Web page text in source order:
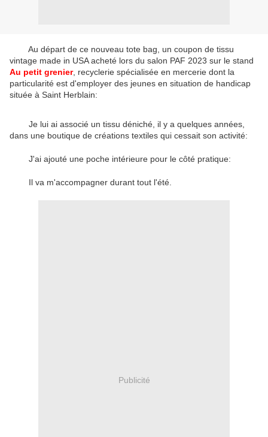
Au départ de ce nouveau tote bag, un coupon de tissu
vintage made in USA acheté lors du salon PAF 2023 sur le stand
Au petit grenier, recyclerie spécialisée en mercerie dont la
particularité est d'employer des jeunes en situation de handicap
située à Saint Herblain:
Je lui ai associé un tissu déniché, il y a quelques années,
dans une boutique de créations textiles qui cessait son activité:
J'ai ajouté une poche intérieure pour le côté pratique:
Il va m'accompagner durant tout l'été.
Publicité